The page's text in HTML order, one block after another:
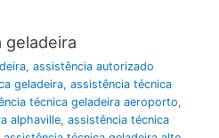
geladeira
, assistência autorizado
geladeira, assistência técnica
técnica geladeira aeroporto,
alphaville, assistência técnica